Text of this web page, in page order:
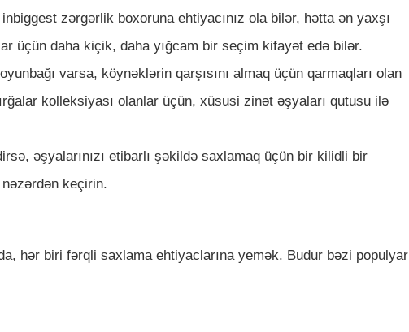
zərgərlik boxoruna ehtiyacınız ola bilər, hətta ən yaxşı
üçün daha kiçik, daha yığcam bir seçim kifayət edə bilər.
varsa, köynəklərin qarşısını almaq üçün qarmaqları olan
kolleksiyası olanlar üçün, xüsusi zinət əşyaları qutusu ilə
əşyalarınızı etibarlı şəkildə saxlamaq üçün bir kilidli bir
keçirin.
hər biri fərqli saxlama ehtiyaclarına yemək. Budur bəzi populyar